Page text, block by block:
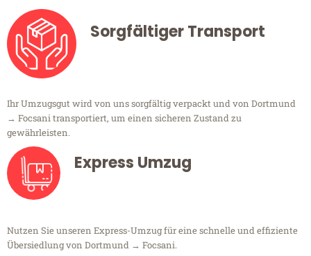
Sorgfältiger Transport
Ihr Umzugsgut wird von uns sorgfältig verpackt und von Dortmund
→ Focsani transportiert, um einen sicheren Zustand zu
gewährleisten.
Express Umzug
Nutzen Sie unseren Express-Umzug für eine schnelle und effiziente
Übersiedlung von Dortmund → Focsani.